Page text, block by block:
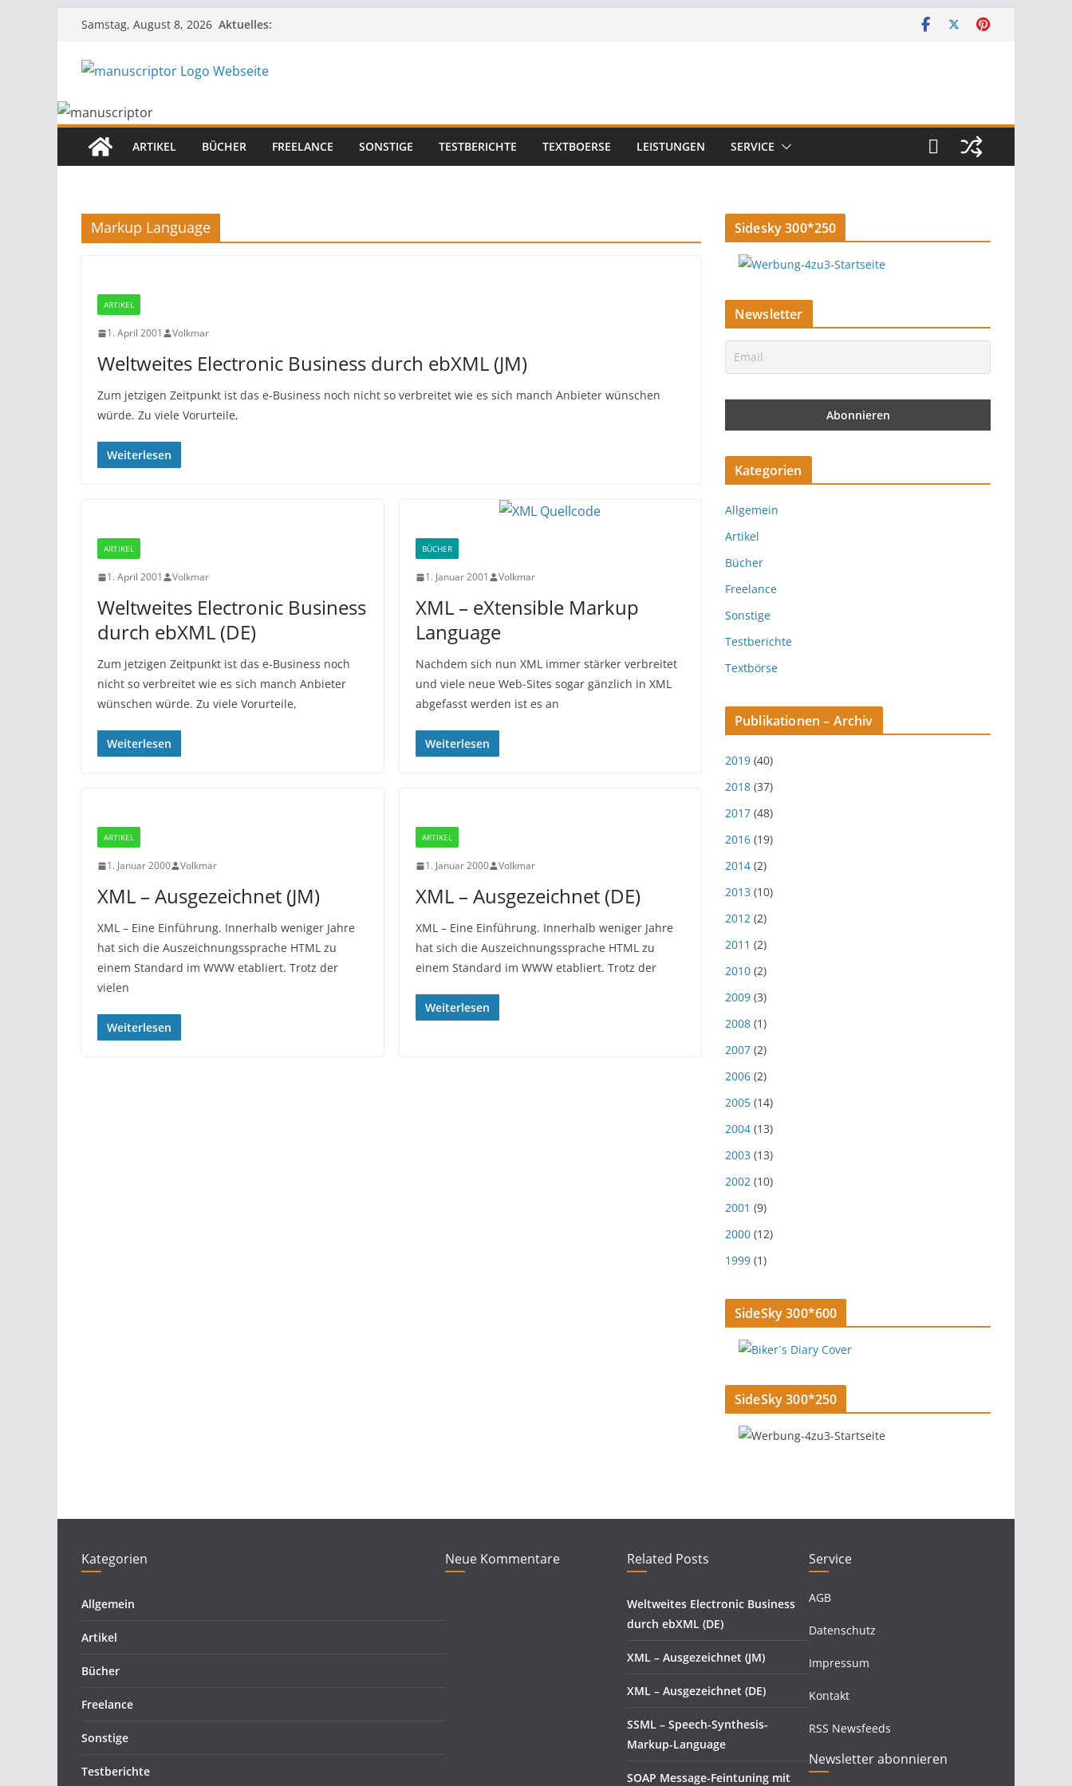
Samstag, August 8, 2026 Aktuelles:
ARTIKEL BÜCHER FREELANCE SONSTIGE TESTBERICHTE TEXTBOERSE LEISTUNGEN SERVICE
Markup Language
ARTIKEL
1. April 2001 Volkmar
Weltweites Electronic Business durch ebXML (JM)
Zum jetzigen Zeitpunkt ist das e-Business noch nicht so verbreitet wie es sich manch Anbieter wünschen
würde. Zu viele Vorurteile,
Weiterlesen
ARTIKEL
1. April 2001 Volkmar
Weltweites Electronic Business
durch ebXML (DE)
Zum jetzigen Zeitpunkt ist das e-Business noch
nicht so verbreitet wie es sich manch Anbieter
wünschen würde. Zu viele Vorurteile,
Weiterlesen
BÜCHER
1. Januar 2001 Volkmar
XML – eXtensible Markup
Language
Nachdem sich nun XML immer stärker verbreitet
und viele neue Web-Sites sogar gänzlich in XML
abgefasst werden ist es an
Weiterlesen
ARTIKEL
1. Januar 2000 Volkmar
XML – Ausgezeichnet (JM)
XML – Eine Einführung. Innerhalb weniger Jahre
hat sich die Auszeichnungssprache HTML zu
einem Standard im WWW etabliert. Trotz der
vielen
Weiterlesen
ARTIKEL
1. Januar 2000 Volkmar
XML – Ausgezeichnet (DE)
XML – Eine Einführung. Innerhalb weniger Jahre
hat sich die Auszeichnungssprache HTML zu
einem Standard im WWW etabliert. Trotz der
Weiterlesen
Sidesky 300*250
Newsletter
Kategorien
Allgemein
Artikel
Bücher
Freelance
Sonstige
Testberichte
Textbörse
Publikationen – Archiv
2019 (40)
2018 (37)
2017 (48)
2016 (19)
2014 (2)
2013 (10)
2012 (2)
2011 (2)
2010 (2)
2009 (3)
2008 (1)
2007 (2)
2006 (2)
2005 (14)
2004 (13)
2003 (13)
2002 (10)
2001 (9)
2000 (12)
1999 (1)
SideSky 300*600
SideSky 300*250
Kategorien
Allgemein
Artikel
Bücher
Freelance
Sonstige
Testberichte
Neue Kommentare Related Posts
Weltweites Electronic Business
durch ebXML (DE)
XML – Ausgezeichnet (JM)
XML – Ausgezeichnet (DE)
SSML – Speech-Synthesis-
Markup-Language
SOAP Message-Feintuning mit
Service
AGB
Datenschutz
Impressum
Kontakt
RSS Newsfeeds
Newsletter abonnieren